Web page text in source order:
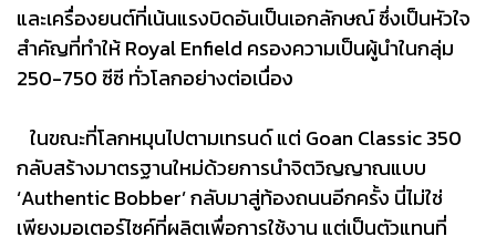
และเครื่องยนต์ที่เน้นแรงบิดอันเป็นเอกลักษณ์ ซึ่งเป็นหัวใจ
สำคัญที่ทำให้ Royal Enfield ครองความเป็นผู้นำในกลุ่ม
250-750 ซีซี ทั่วโลกอย่างต่อเนื่อง
ในขณะที่โลกหมุนไปตามเทรนด์ แต่ Goan Classic 350
กลับสร้างมาตรฐานใหม่ด้วยการนำจิตวิญญาณแบบ
‘Authentic Bobber’ กลับมาสู่ท้องถนนอีกครั้ง นี่ไม่ใช่
เพียงมอเตอร์ไซค์ที่ผลิตเพื่อการใช้งาน แต่เป็นตัวแทนที่